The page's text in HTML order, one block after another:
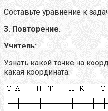
Составьте уравнение к
3. Повторение.
Учитель:
Узнать какой точке на
какая координата.